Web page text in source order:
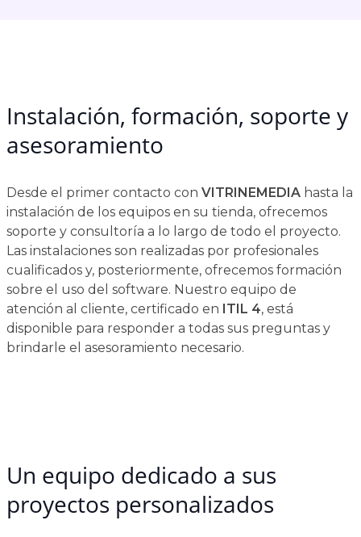
Instalación, formación, soporte y
asesoramiento
Desde el primer contacto con VITRINEMEDIAhasta la
instalación de los equipos en su tienda, ofrecemos
soporte y consultoría a lo largo de todo el proyecto.
Las instalaciones son realizadas por profesionales
cualificados y, posteriormente, ofrecemos formación
sobre el uso del software. Nuestro equipo de
atención al cliente, certificado en ITIL 4, está
disponible para responder a todas sus preguntas y
brindarle el asesoramiento necesario.
Un equipo dedicado a sus
proyectos personalizados